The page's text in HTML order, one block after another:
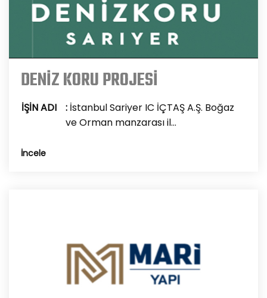
DENİZ KORU PROJESİ
İŞİN ADI : İstanbul Sariyer IC İÇTAŞ A.Ş. Boğaz
ve Orman manzarası il...
İncele